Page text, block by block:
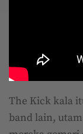
The Kick kala
band lain,